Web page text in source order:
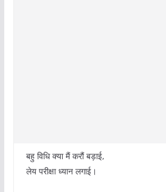
बहु विधि क्या मैं करौं बड़ाई,
लेय परीक्षा ध्यान लगाई।